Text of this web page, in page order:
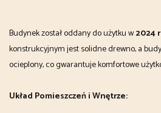
Budynek został oddany do użytku w2024
konstrukcyjnym jest solidne drewno, a
ocieplony, co gwarantuje komfortowe
Układ Pomieszczeń i Wnętrze: